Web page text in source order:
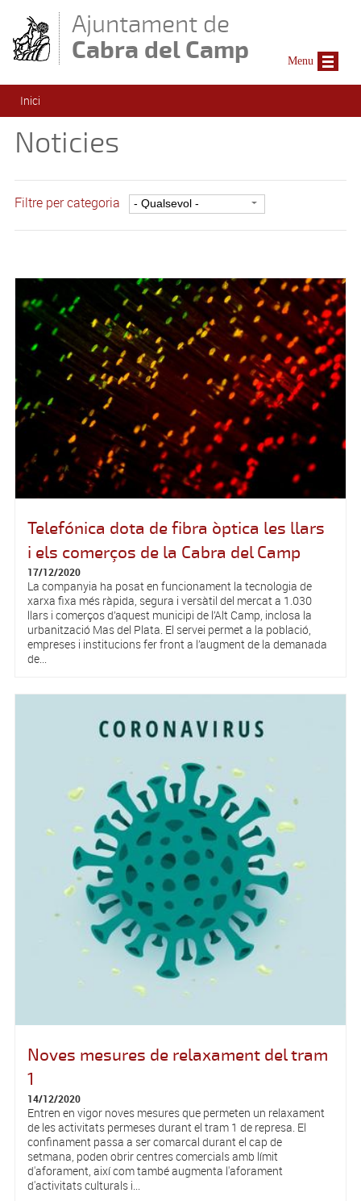
Ajuntament de
Cabra del Camp
Esteu aquí
Inici
Noticies
Filtre per categoria
Telefónica dota de fibra òptica les llars
i els comerços de la Cabra del Camp
17/12/2020
La companyia ha posat en funcionament la tecnologia de
xarxa fixa més ràpida, segura i versàtil del mercat a 1.030
llars i comerços d’aquest municipi de l’Alt Camp, inclosa la
urbanització Mas del Plata. El servei permet a la població,
empreses i institucions fer front a l’augment de la demanada
de...
Noves mesures de relaxament del tram
1
14/12/2020
Entren en vigor noves mesures que permeten un relaxament
de les activitats permeses durant el tram 1 de represa. El
confinament passa a ser comarcal durant el cap de
setmana, poden obrir centres comercials amb límit
d'aforament, així com també augmenta l'aforament
d'activitats culturals i...
Menu